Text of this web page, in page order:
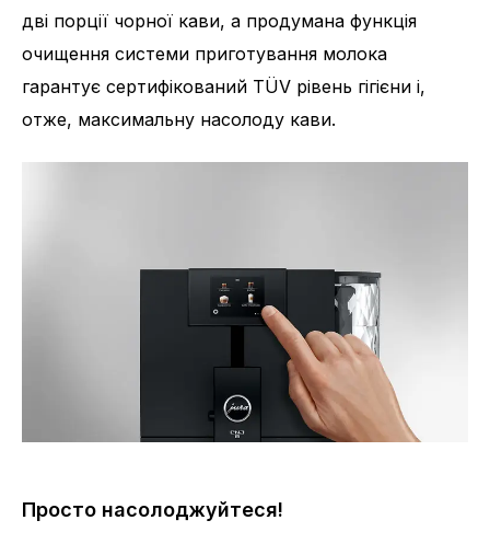
дві порції чорної кави, а продумана функція
очищення системи приготування молока
гарантує сертифікований TÜV рівень гігієни і,
отже, максимальну насолоду кави.
Просто насолоджуйтеся!